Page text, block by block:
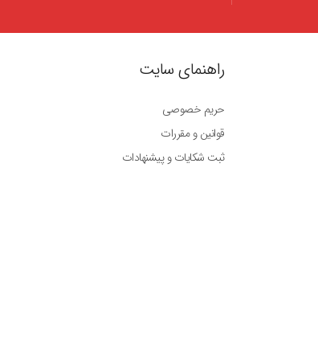
راهنمای سایت
حریم خصوصی
قوانین و مقررات
ثبت شکایات و پیشنهادات